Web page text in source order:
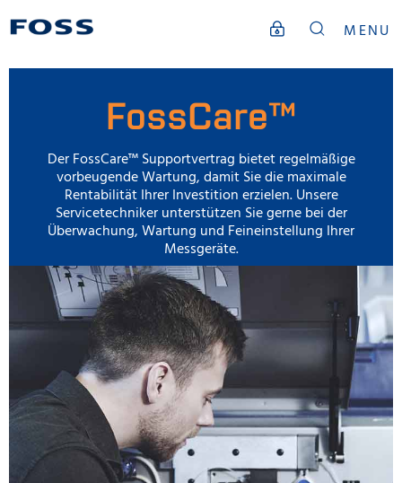
MENU
FossCare™
Der FossCare™ Supportvertrag bietet regelmäßige
vorbeugende Wartung, damit Sie die maximale
Rentabilität Ihrer Investition erzielen. Unsere
Servicetechniker unterstützen Sie gerne bei der
Überwachung, Wartung und Feineinstellung Ihrer
Messgeräte.